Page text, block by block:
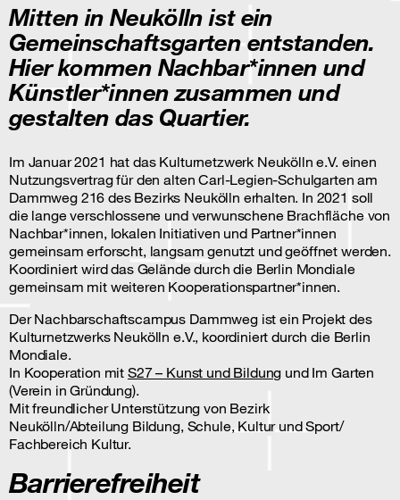
Mitten in Neukölln ist ein
Gemeinschaftsgarten entstanden.
Hier kommen Nachbar*innen und
Künstler*innen zusammen und
gestalten das Quartier.
Im Januar 2021 hat das Kulturnetzwerk Neukölln e.V. einen
Nutzungsvertrag für den alten Carl-Legien-Schulgarten am
Dammweg 216 des Bezirks Neukölln erhalten. In 2021 soll
die lange verschlossene und verwunschene Brachfläche von
Nachbar*innen, lokalen Initiativen und Partner*innen
gemeinsam erforscht, langsam genutzt und geöffnet werden.
Koordiniert wird das Gelände durch die Berlin Mondiale
gemeinsam mit weiteren Kooperationspartner*innen.
Der Nachbarschaftscampus Dammweg ist ein Projekt des
Kulturnetzwerks Neukölln e.V., koordiniert durch die Berlin
Mondiale.
In Kooperation mit S27 – Kunst und Bildung und Im Garten
(Verein in Gründung).
Mit freundlicher Unterstützung von Bezirk
Neukölln/Abteilung Bildung, Schule, Kultur und Sport/
Fachbereich Kultur.
Barrierefreiheit